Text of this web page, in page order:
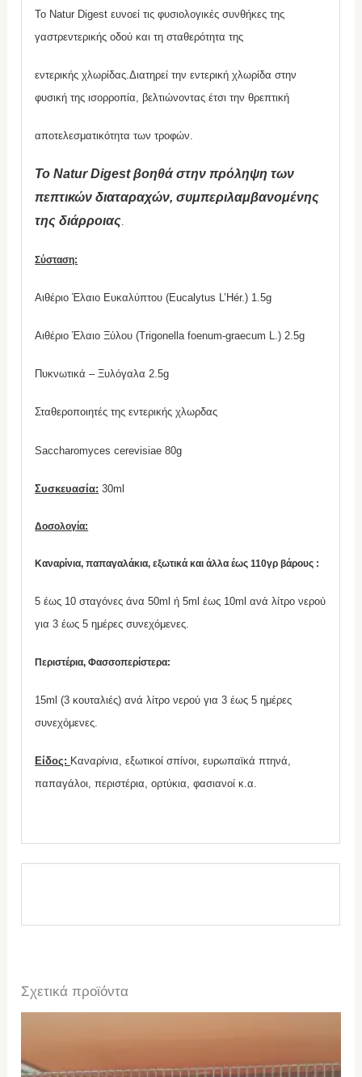
Το Natur Digest ευνοεί τις φυσιολογικές συνθήκες της
γαστρεντερικής οδού και τη σταθερότητα της
εντερικής χλωρίδας.Διατηρεί την εντερική χλωρίδα στην
φυσική της ισορροπία, βελτιώνοντας έτσι την θρεπτική
αποτελεσματικότητα των τροφών.
Το Natur Digest βοηθά στην πρόληψη των
πεπτικών διαταραχών, συμπεριλαμβανομένης
της διάρροιας.
Σύσταση:
Αιθέριο Έλαιο Ευκαλύπτου (Eucalytus L’Hér.) 1.5g
Αιθέριο Έλαιο Ξύλου (Trigonella foenum-graecum L.) 2.5g
Πυκνωτικά – Ξυλόγαλα 2.5g
Σταθεροποιητές της εντερικής χλωρδας
Saccharomyces cerevisiae 80g
Συσκευασία: 30ml
Δοσολογία:
Καναρίνια, παπαγαλάκια, εξωτικά και άλλα έως 110γρ βάρους :
5 έως 10 σταγόνες άνα 50ml ή 5ml έως 10ml ανά λίτρο νερού
για 3 έως 5 ημέρες συνεχόμενες.
Περιστέρια, Φασσοπερίστερα:
15ml (3 κουταλιές) ανά λίτρο νερού για 3 έως 5 ημέρες
συνεχόμενες.
Είδος: Καναρίνια, εξωτικοί σπίνοι, ευρωπαϊκά πτηνά,
παπαγάλοι, περιστέρια, ορτύκια, φασιανοί κ.α.
Σχετικά προϊόντα